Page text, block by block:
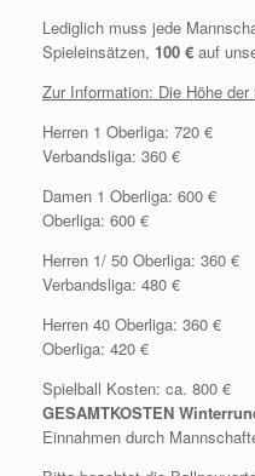
Lediglich muss jede
Spieleinsätzen, 100 € auf
Zur Information: Die Höhe
Herren 1
Verbandsliga: 360 €
Damen 1
Oberliga: 600 €
Herren 1/ 50
Verbandsliga: 480 €
Herren 40
Oberliga: 420 €
Spielball Kosten: ca. 800 €
GESAMTKOSTEN
Einnahmen durch